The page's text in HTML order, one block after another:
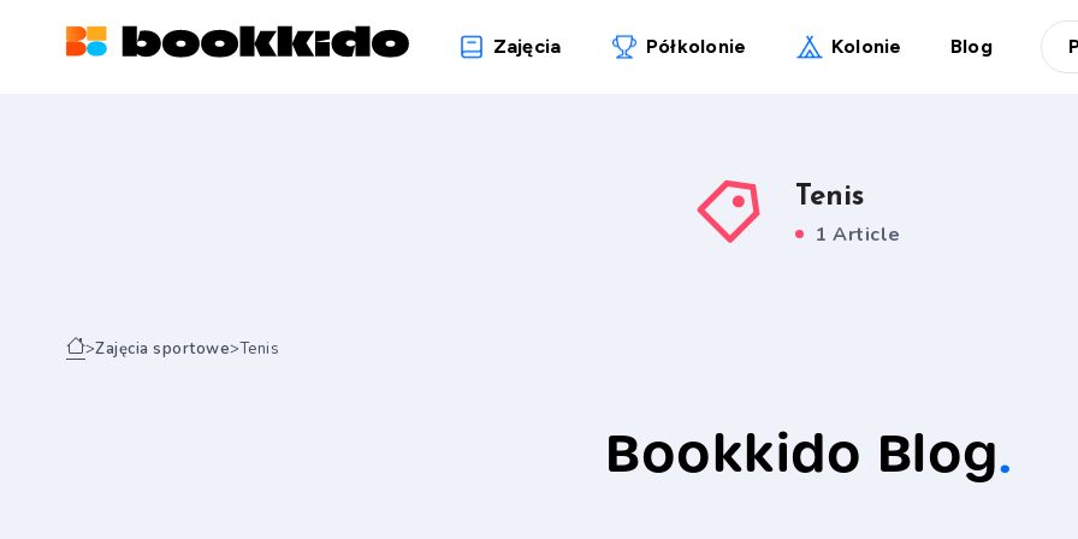
Zajęcia Półkolonie Kolonie Blog
Tenis
1 Article
>Zajęcia sportowe>Tenis
Bookkido Blog.